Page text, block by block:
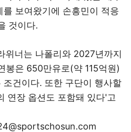
보여왔기에 손흥민이 적응
것이다.
위너는 나폴리와 2027년까지
봉은 650만유로(약 115억원)
건이다. 또한 구단이 행사할
연장 옵션도 포함돼 있다'고